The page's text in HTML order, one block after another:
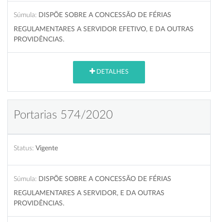
Súmula: DISPÕE SOBRE A CONCESSÃO DE FÉRIAS
REGULAMENTARES A SERVIDOR EFETIVO, E DA OUTRAS
PROVIDÊNCIAS.
DETALHES
Portarias 574/2020
Status: Vigente
Súmula: DISPÕE SOBRE A CONCESSÃO DE FÉRIAS
REGULAMENTARES A SERVIDOR, E DA OUTRAS
PROVIDÊNCIAS.